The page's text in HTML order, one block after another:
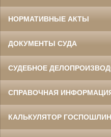
НОРМАТИВНЫЕ АКТЫ
ДОКУМЕНТЫ СУДА
СУДЕБНОЕ
СПРАВОЧНАЯ
КАЛЬКУЛЯТОР